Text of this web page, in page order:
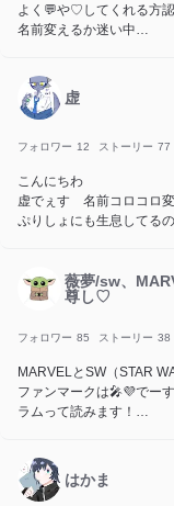
よく💬や♡してくれる方
名前変えるか迷い中
@. ｳﾏ~!! 👟☀️
他界隈様も知ってたらフ
虚
フォロワー 12 ストーリー 77
こんにちわ
虚でぇす 名前コロコロ
ぷりしょにも生息してる
フォロー外してる人なん
とに外さないで死んじゃ
あと2年程の活動ですがよ
薇夢/sw、
尊し♡
フォロワー 85 ストーリー 38
MARVELとSW（STAR
ファンマークは🎤💜でーす
ラムって読みます！
アイコンはグローグーです
背景はファンタスティッ
はかま